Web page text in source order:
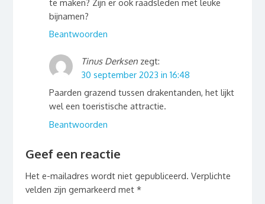
te maken? Zijn er ook raadsleden met leuke
bijnamen?
Beantwoorden
Tinus Derksen zegt:
30 september 2023 in 16:48
Paarden grazend tussen drakentanden, het lijkt
wel een toeristische attractie.
Beantwoorden
Geef een reactie
Het e-mailadres wordt niet gepubliceerd. Verplichte
velden zijn gemarkeerd met *